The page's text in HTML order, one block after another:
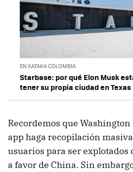
EN XATAKA COLOMBIA
Starbase: por qué Elon Musk
tener su propia ciudad en Texas
Recordemos que
app haga recopilación
usuarios para ser explotados
a favor de China. Sin